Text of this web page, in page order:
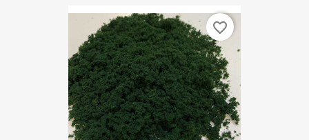
favorite_border